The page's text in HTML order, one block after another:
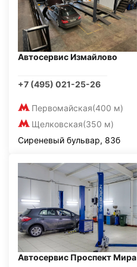
Автосервис Измайлово
+7 (495) 021-25-26
Первомайская(400 м)
Щелковская(350 м)
Сиреневый бульвар, 83б
Автосервис Проспект Мира